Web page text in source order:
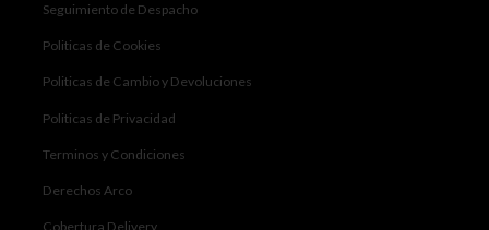
Seguimiento de Despacho
Politicas de Cookies
Politicas de Cambio y Devoluciones
Politicas de Privacidad
Terminos y Condiciones
Derechos Arco
Cobertura Delivery